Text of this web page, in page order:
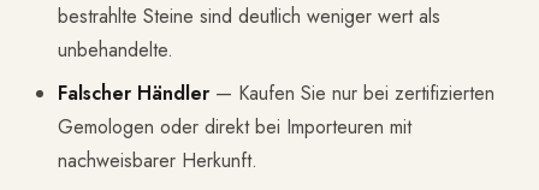
bestrahlte Steine sind deutlich weniger wert als
unbehandelte.
Falscher Händler — Kaufen Sie nur bei zertifizierten
Gemologen oder direkt bei Importeuren mit
nachweisbarer Herkunft.